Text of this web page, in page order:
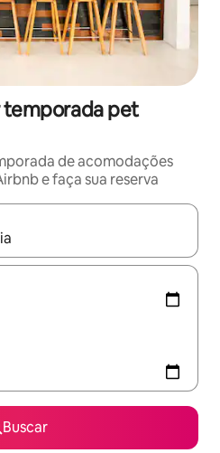
temporada pet
de acomodações
e faça sua reserva
disponíveis, explore-os
Buscar